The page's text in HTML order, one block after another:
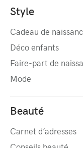
Style
Cadeau de
Déco enfants
Faire-part de
Mode
Beauté
Carnet d’adresses